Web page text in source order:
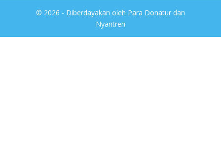
© 2026 - Diberdayakan oleh Para Donatur dan
Nyantren